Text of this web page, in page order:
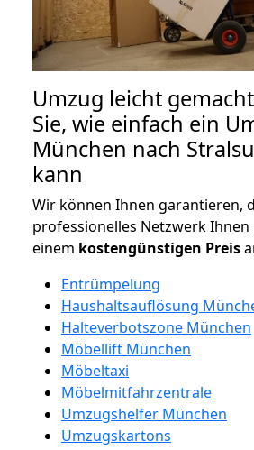
Umzug leicht
Sie, wie einfach ein
München nach
kann
Wir können Ihnen garantieren,
professionelles Netzwerk Ihnen
einem kostengünstigen Preis
Entrümpelung
Haushaltsauflösung
Halteverbotszone München
Möbellift München
Möbeltaxi
Möbelmitfahrzentrale
Umzugshelfer München
Umzugskartons